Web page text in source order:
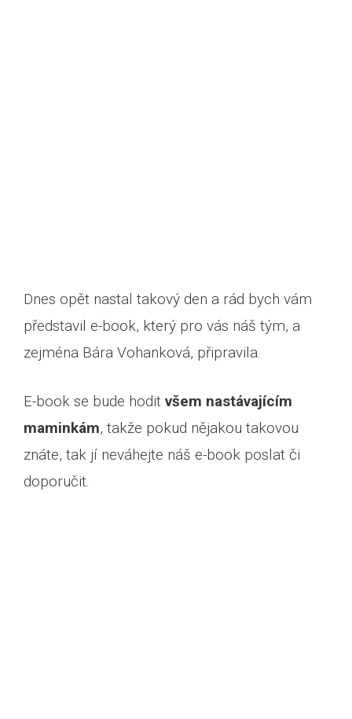
Dnes opět nastal takový den a rád bych vám
představil e-book, který pro vás náš tým, a
zejména Bára Vohanková, připravila.
E-book se bude hodit všem nastávajícím
maminkám, takže pokud nějakou takovou
znáte, tak jí neváhejte náš e-book poslat či
doporučit.